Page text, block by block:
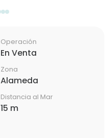
Operación
En Venta
Zona
Alameda
Distancia al Mar
15 m